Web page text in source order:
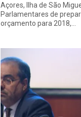
Açores, Ilha de São
Parlamentares de
orçamento para 2018,…